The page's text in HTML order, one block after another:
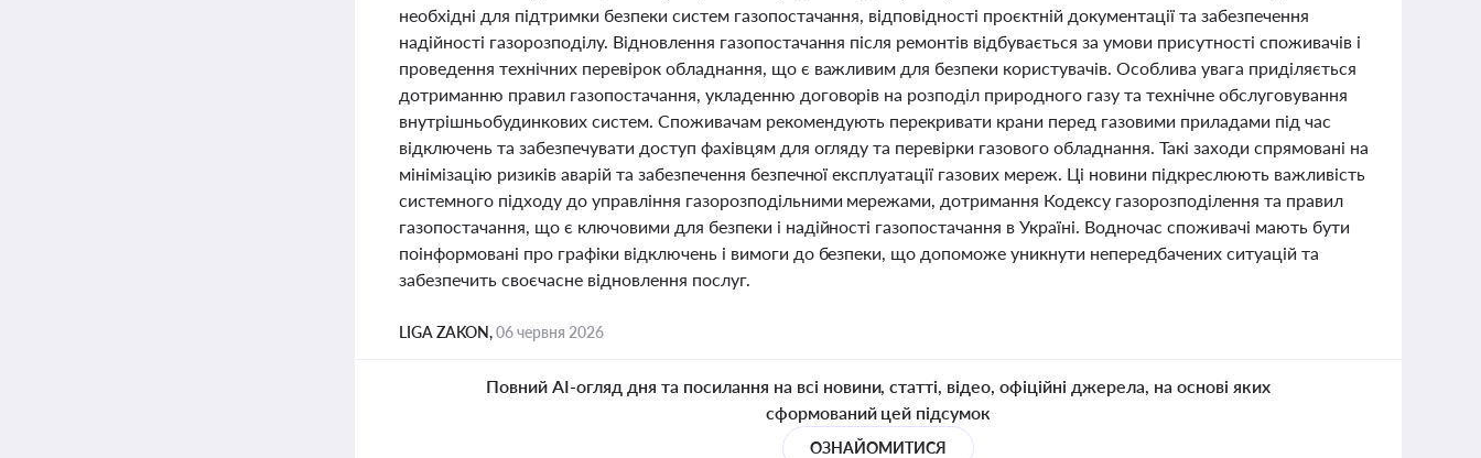
необхідні для підтримки безпеки систем газопостачання, відповідності проєктній документації та забезпечення
надійності газорозподілу. Відновлення газопостачання після ремонтів відбувається за умови присутності споживачів і
проведення технічних перевірок обладнання, що є важливим для безпеки користувачів. Особлива увага приділяється
дотриманню правил газопостачання, укладенню договорів на розподіл природного газу та технічне обслуговування
внутрішньобудинкових систем. Споживачам рекомендують перекривати крани перед газовими приладами під час
відключень та забезпечувати доступ фахівцям для огляду та перевірки газового обладнання. Такі заходи спрямовані на
мінімізацію ризиків аварій та забезпечення безпечної експлуатації газових мереж. Ці новини підкреслюють важливість
системного підходу до управління газорозподільними мережами, дотримання Кодексу газорозподілення та правил
газопостачання, що є ключовими для безпеки і надійності газопостачання в Україні. Водночас споживачі мають бути
поінформовані про графіки відключень і вимоги до безпеки, що допоможе уникнути непередбачених ситуацій та
забезпечить своєчасне відновлення послуг.
LIGA ZAKON,06 червня 2026
Повний AI-огляд дня та посилання на всі новини, статті, відео, офіційні джерела, на основі яких
сформований цей підсумок
ОЗНАЙОМИТИСЯ